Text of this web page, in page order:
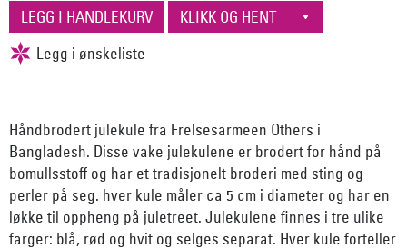
Håndbrodert julekule fra Frelsesarmeen Others i
Bangladesh. Disse vake julekulene er brodert for hånd på
bomullsstoff og har et tradisjonelt broderi med sting og
perler på seg. hver kule måler ca 5 cm i diameter og har en
løkke til oppheng på juletreet. Julekulene finnes i tre ulike
farger: blå, rød og hvit og selges separat. Hver kule forteller